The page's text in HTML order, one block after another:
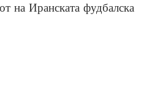
на Иранската фудбалска